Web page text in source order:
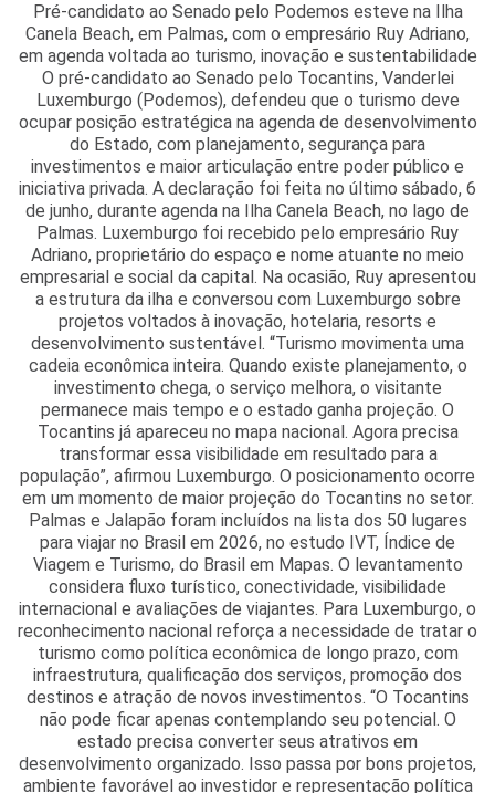
Pré-candidato ao Senado pelo Podemos esteve na Ilha
Canela Beach, em Palmas, com o empresário Ruy Adriano,
em agenda voltada ao turismo, inovação e sustentabilidade
O pré-candidato ao Senado pelo Tocantins, Vanderlei
Luxemburgo (Podemos), defendeu que o turismo deve
ocupar posição estratégica na agenda de desenvolvimento
do Estado, com planejamento, segurança para
investimentos e maior articulação entre poder público e
iniciativa privada. A declaração foi feita no último sábado, 6
de junho, durante agenda na Ilha Canela Beach, no lago de
Palmas. Luxemburgo foi recebido pelo empresário Ruy
Adriano, proprietário do espaço e nome atuante no meio
empresarial e social da capital. Na ocasião, Ruy apresentou
a estrutura da ilha e conversou com Luxemburgo sobre
projetos voltados à inovação, hotelaria, resorts e
desenvolvimento sustentável. “Turismo movimenta uma
cadeia econômica inteira. Quando existe planejamento, o
investimento chega, o serviço melhora, o visitante
permanece mais tempo e o estado ganha projeção. O
Tocantins já apareceu no mapa nacional. Agora precisa
transformar essa visibilidade em resultado para a
população”, afirmou Luxemburgo. O posicionamento ocorre
em um momento de maior projeção do Tocantins no setor.
Palmas e Jalapão foram incluídos na lista dos 50 lugares
para viajar no Brasil em 2026, no estudo IVT, Índice de
Viagem e Turismo, do Brasil em Mapas. O levantamento
considera fluxo turístico, conectividade, visibilidade
internacional e avaliações de viajantes. Para Luxemburgo, o
reconhecimento nacional reforça a necessidade de tratar o
turismo como política econômica de longo prazo, com
infraestrutura, qualificação dos serviços, promoção dos
destinos e atração de novos investimentos. “O Tocantins
não pode ficar apenas contemplando seu potencial. O
estado precisa converter seus atrativos em
desenvolvimento organizado. Isso passa por bons projetos,
ambiente favorável ao investidor e representação política